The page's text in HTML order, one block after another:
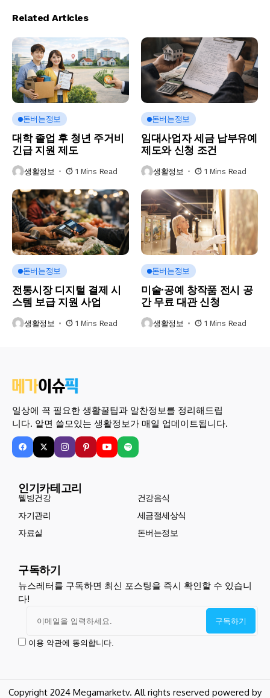
Related Articles
돈버는정보
대학 졸업 후 청년 주거비
긴급 지원 제도
생활정보 1 Mins Read
돈버는정보
임대사업자 세금 납부유예
제도와 신청 조건
생활정보 1 Mins Read
돈버는정보
전통시장 디지털 결제 시
스템 보급 지원 사업
생활정보 1 Mins Read
돈버는정보
미술·공예 창작품 전시 공
간 무료 대관 신청
생활정보 1 Mins Read
일상에 꼭 필요한 생활꿀팁과 알찬정보를 정리해드립
니다. 알면 쓸모있는 생활정보가 매일 업데이트됩니다.
인기카테고리
웰빙건강
건강음식
자기관리
세금절세상식
자료실
돈버는정보
구독하기
뉴스레터를 구독하면 최신 포스팅을 즉시 확인할 수 있습니
다!
이용 약관에 동의합니다.
Copyright 2024 Megamarketv. All rights reserved powered by